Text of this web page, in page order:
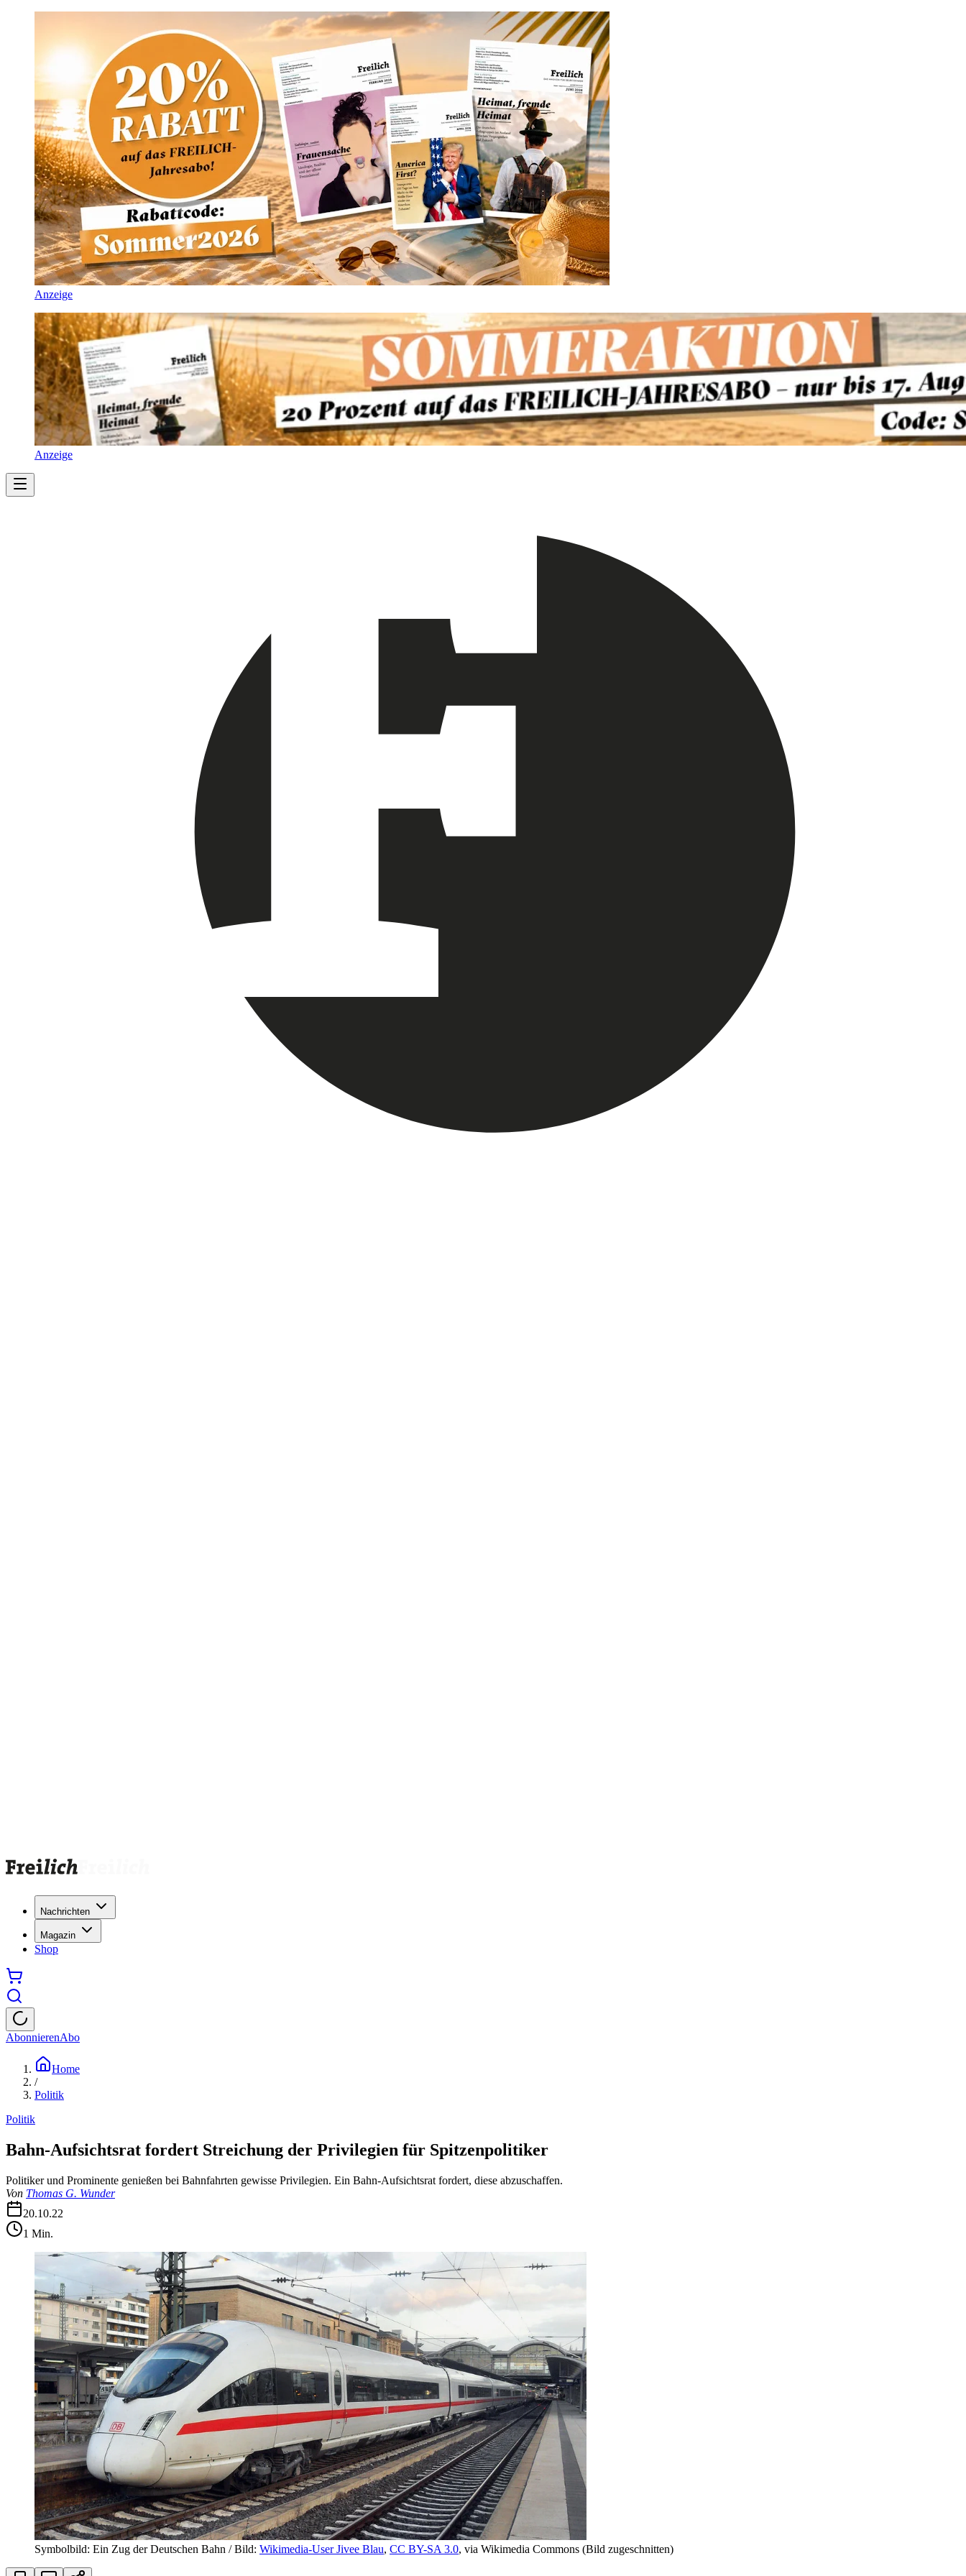
Anzeige
Anzeige
Nachrichten
Magazin
Shop
AbonnierenAbo
Home
/
Politik
Politik
Bahn-Aufsichtsrat fordert Streichung der Privilegien für Spitzenpolitiker
Politiker und Prominente genießen bei Bahnfahrten gewisse Privilegien. Ein Bahn-Aufsichtsrat fordert, diese abzuschaffen.
Von Thomas G. Wunder
20.10.22
1 Min.
Symbolbild: Ein Zug der Deutschen Bahn / Bild: Wikimedia-User Jivee Blau, CC BY-SA 3.0, via Wikimedia Commons (Bild zugeschnitten)